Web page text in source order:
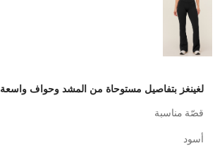
لغينغز بتفاصيل مستوحاة من المشد وحواف واسعة
قصّة مناسبة
أسود